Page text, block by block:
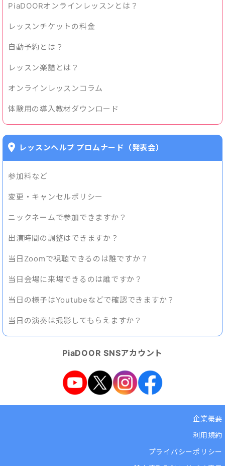
PiaDOORオンラインレッスンとは？
レッスンチケットの料金
自動予約とは？
レッスン楽譜とは？
オンラインレッスンコラム
体験用の導入教材ダウンロード
レッスンヘルプ プロムナード（発表会）
参加料など
変更・キャンセルポリシー
ニックネームで参加できますか？
出演時間の調整はできますか？
当日Zoomで視聴できるのは誰ですか？
当日会場に来場できるのは誰ですか？
当日の様子はYoutubeなどで確認できますか？
当日の演奏は撮影してもらえますか？
PiaDOOR SNSアカウント
企業概要
利用規約
プライバシーポリシー